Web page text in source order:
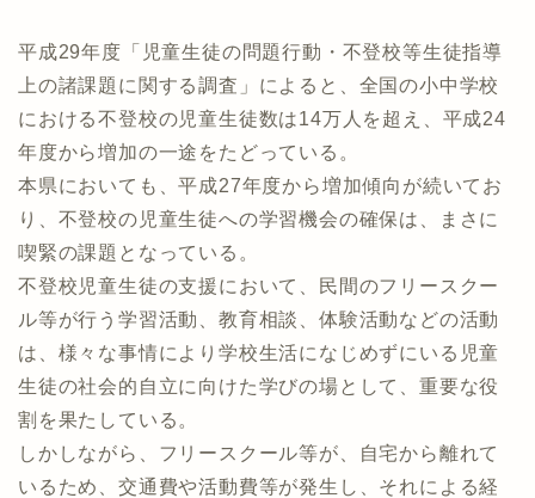
平成29年度「児童生徒の問題行動・不登校等生徒指導
上の諸課題に関する調査」によると、全国の小中学校
における不登校の児童生徒数は14万人を超え、平成24
年度から増加の一途をたどっている。
本県においても、平成27年度から増加傾向が続いてお
り、不登校の児童生徒への学習機会の確保は、まさに
喫緊の課題となっている。
不登校児童生徒の支援において、民間のフリースクー
ル等が行う学習活動、教育相談、体験活動などの活動
は、様々な事情により学校生活になじめずにいる児童
生徒の社会的自立に向けた学びの場として、重要な役
割を果たしている。
しかしながら、フリースクール等が、自宅から離れて
いるため、交通費や活動費等が発生し、それによる経